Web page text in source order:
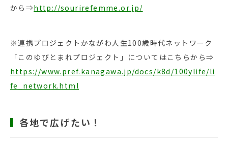
から⇒http://sourirefemme.or.jp/
※連携プロジェクトかながわ人生100歳時代ネットワーク
「このゆびとまれプロジェクト」についてはこちらから⇒
https://www.pref.kanagawa.jp/docs/k8d/100ylife/li
fe_network.html
各地で広げたい！